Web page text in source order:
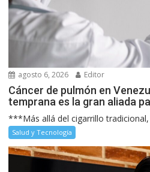
agosto 6, 2026 Editor
Cáncer de pulmón en
temprana es la gran aliada
***Más allá del cigarrillo
Salud y Tecnología